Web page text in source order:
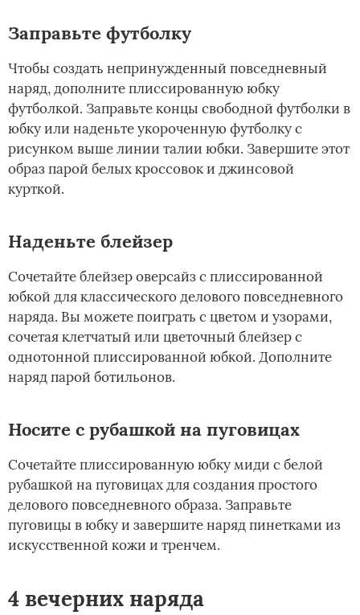
Заправьте футболку
Чтобы создать непринужденный повседневный
наряд, дополните плиссированную юбку
футболкой. Заправьте концы свободной футболки в
юбку или наденьте укороченную футболку с
рисунком выше линии талии юбки. Завершите этот
образ парой белых кроссовок и джинсовой
курткой.
Наденьте блейзер
Сочетайте блейзер оверсайз с плиссированной
юбкой для классического делового повседневного
наряда. Вы можете поиграть с цветом и узорами,
сочетая клетчатый или цветочный блейзер с
однотонной плиссированной юбкой. Дополните
наряд парой ботильонов.
Носите с рубашкой на пуговицах
Сочетайте плиссированную юбку миди с белой
рубашкой на пуговицах для создания простого
делового повседневного образа. Заправьте
пуговицы в юбку и завершите наряд пинетками из
искусственной кожи и тренчем.
4 вечерних наряда